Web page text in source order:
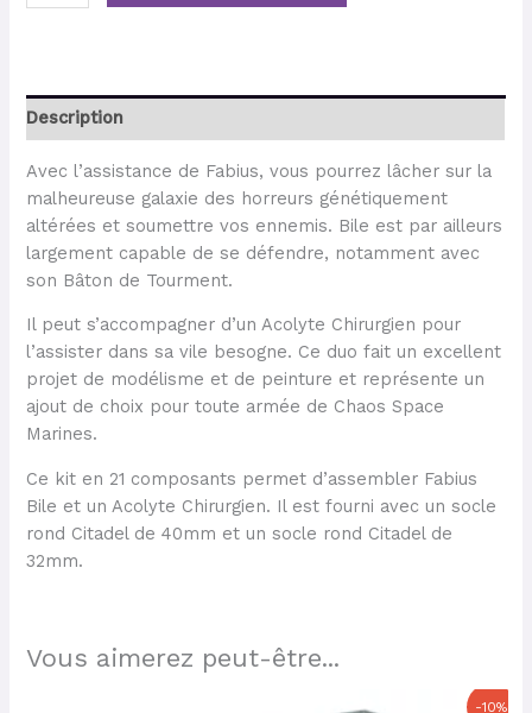
Description
Avec l’assistance de Fabius, vous pourrez lâcher sur la
malheureuse galaxie des horreurs génétiquement
altérées et soumettre vos ennemis. Bile est par ailleurs
largement capable de se défendre, notamment avec
son Bâton de Tourment.
Il peut s’accompagner d’un Acolyte Chirurgien pour
l’assister dans sa vile besogne. Ce duo fait un excellent
projet de modélisme et de peinture et représente un
ajout de choix pour toute armée de Chaos Space
Marines.
Ce kit en 21 composants permet d’assembler Fabius
Bile et un Acolyte Chirurgien. Il est fourni avec un socle
rond Citadel de 40mm et un socle rond Citadel de
32mm.
Vous aimerez peut-être...
-10%